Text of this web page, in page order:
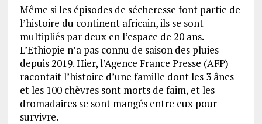
Même si les épisodes de sécheresse font partie de
l’histoire du continent africain, ils se sont
multipliés par deux en l’espace de 20 ans.
L’Ethiopie n’a pas connu de saison des pluies
depuis 2019. Hier, l’Agence France Presse (AFP)
racontait l’histoire d’une famille dont les 3 ânes
et les 100 chèvres sont morts de faim, et les
dromadaires se sont mangés entre eux pour
survivre.